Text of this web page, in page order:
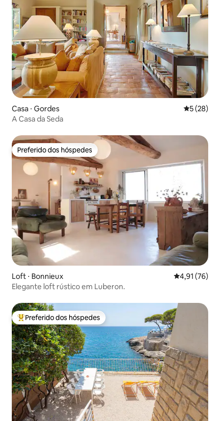
Casa ⋅ Gordes 5 de uma
5 (28)
A Casa da Seda
Preferido dos hóspedes
Preferido dos hóspedes
Loft ⋅ Bonnieux 4,91 de uma
4,91 (76)
Elegante loft rústico em Luberon.
Entre os melhores preferidos dos hóspedes
Preferido dos hóspedes